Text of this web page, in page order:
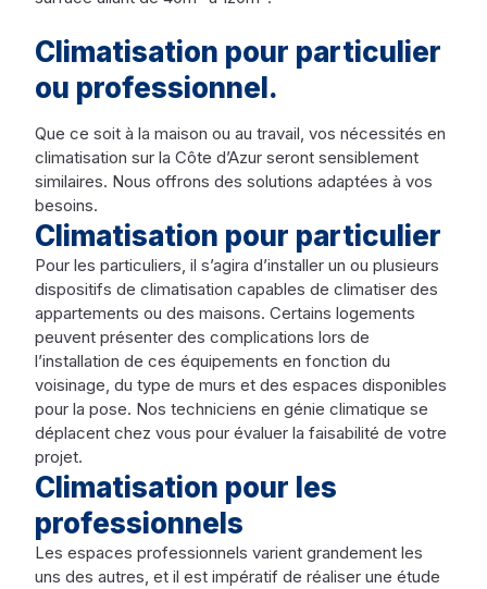
Climatisation pour particulier
ou professionnel.
Que ce soit à la maison ou au travail, vos nécessités en
climatisation sur la Côte d’Azur seront sensiblement
similaires. Nous offrons des solutions adaptées à vos
besoins.
Climatisation pour particulier
Pour les particuliers, il s’agira d’installer un ou plusieurs
dispositifs de climatisation capables de climatiser des
appartements ou des maisons. Certains logements
peuvent présenter des complications lors de
l’installation de ces équipements en fonction du
voisinage, du type de murs et des espaces disponibles
pour la pose. Nos techniciens en génie climatique se
déplacent chez vous pour évaluer la faisabilité de votre
projet.
Climatisation pour les
professionnels
Les espaces professionnels varient grandement les
uns des autres, et il est impératif de réaliser une étude